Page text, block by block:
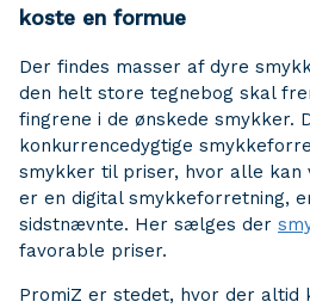
koste en formue
Der findes masser af dyre
den helt store tegnebog skal
fingrene i de ønskede smykker.
konkurrencedygtige
smykker til priser, hvor alle kan
er en digital smykkeforretning,
sidstnævnte. Her sælges der
favorable priser.
PromiZ er stedet, hvor der altid